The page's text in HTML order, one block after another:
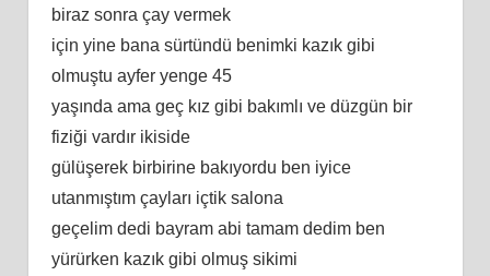
biraz sonra çay vermek
için yine bana sürtündü benimki kazık gibi
olmuştu ayfer yenge 45
yaşında ama geç kız gibi bakımlı ve düzgün bir
fiziği vardır ikiside
gülüşerek birbirine bakıyordu ben iyice
utanmıştım çayları içtik salona
geçelim dedi bayram abi tamam dedim ben
yürürken kazık gibi olmuş sikimi